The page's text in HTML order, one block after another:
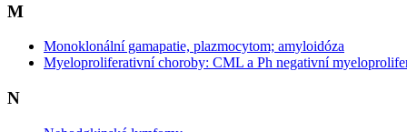
M
Monoklonální gamapatie, plazmocytom; amyloidóza
Myeloproliferativní choroby: CML a Ph negativní
N